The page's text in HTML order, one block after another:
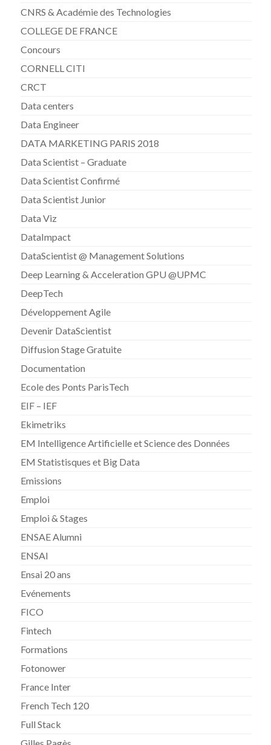
CNRS & Académie des Technologies
COLLEGE DE FRANCE
Concours
CORNELL CITI
CRCT
Data centers
Data Engineer
DATA MARKETING PARIS 2018
Data Scientist – Graduate
Data Scientist Confirmé
Data Scientist Junior
Data Viz
DataImpact
DataScientist @ Management Solutions
Deep Learning & Acceleration GPU @UPMC
DeepTech
Développement Agile
Devenir DataScientist
Diffusion Stage Gratuite
Documentation
Ecole des Ponts ParisTech
EIF – IEF
Ekimetriks
EM Intelligence Artificielle et Science des Données
EM Statistisques et Big Data
Emissions
Emploi
Emploi & Stages
ENSAE Alumni
ENSAI
Ensai 20 ans
Evénements
FICO
Fintech
Formations
Fotonower
France Inter
French Tech 120
Full Stack